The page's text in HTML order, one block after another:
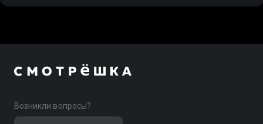
Возникли вопросы?